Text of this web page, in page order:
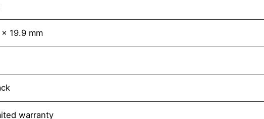
19.9 mm
warranty